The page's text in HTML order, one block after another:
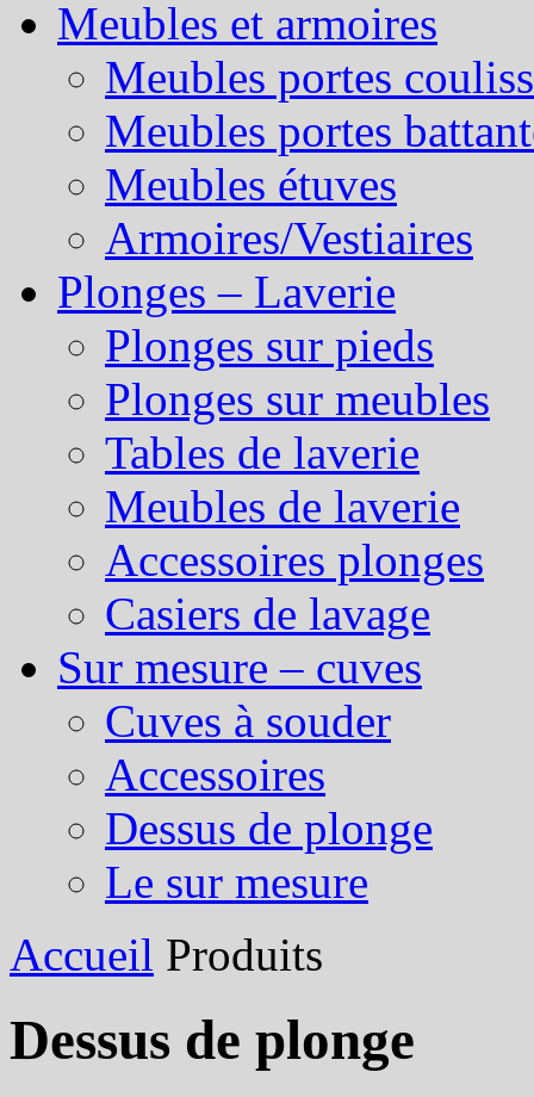
Meubles et armoires
Meubles portes
Meubles portes
Meubles étuves
Armoires/Vestiaires
Plonges – Laverie
Plonges sur pieds
Plonges sur meubles
Tables de laverie
Meubles de laverie
Accessoires plonges
Casiers de lavage
Sur mesure – cuves
Cuves à souder
Accessoires
Dessus de plonge
Le sur mesure
Accueil Produits
Dessus de plonge